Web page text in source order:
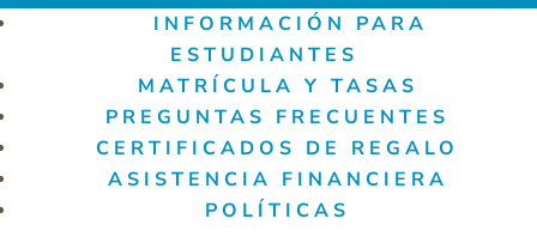
INFORMACIÓN PARA
ESTUDIANTES
MATRÍCULA Y TASAS
PREGUNTAS FRECUENTES
CERTIFICADOS DE REGALO
ASISTENCIA FINANCIERA
POLÍTICAS